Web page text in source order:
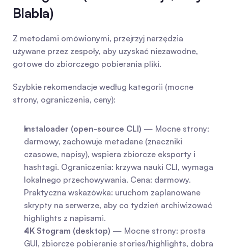
Blabla)
Z metodami omówionymi, przejrzyj narzędzia
używane przez zespoły, aby uzyskać niezawodne,
gotowe do zbiorczego pobierania pliki.
Szybkie rekomendacje według kategorii (mocne
strony, ograniczenia, ceny):
Instaloader (open-source CLI) — Mocne strony:
darmowy, zachowuje metadane (znaczniki
czasowe, napisy), wspiera zbiorcze eksporty i
hashtagi. Ograniczenia: krzywa nauki CLI, wymaga
lokalnego przechowywania. Cena: darmowy.
Praktyczna wskazówka: uruchom zaplanowane
skrypty na serwerze, aby co tydzień archiwizować
highlights z napisami.
4K Stogram (desktop) — Mocne strony: prosta
GUI, zbiorcze pobieranie stories/highlights, dobra